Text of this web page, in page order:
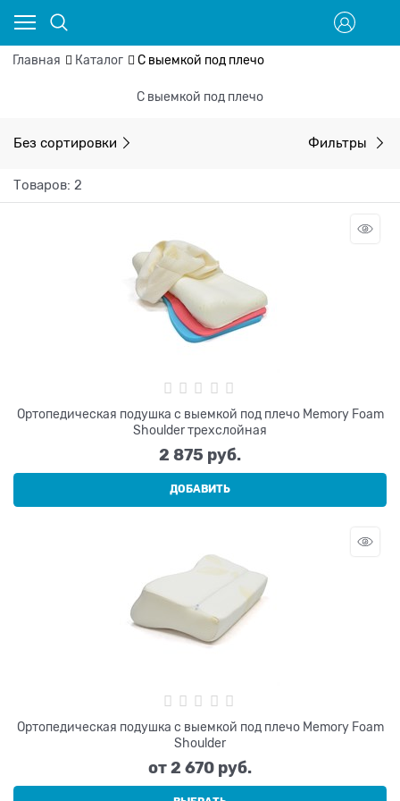
Главная Каталог С выемкой под плечо
С выемкой под плечо
Без сортировки Фильтры
Товаров: 2
Ортопедическая подушка с выемкой под плечо Memory Foam
Shoulder трехслойная
2 875 руб.
ДОБАВИТЬ
Ортопедическая подушка с выемкой под плечо Memory Foam
Shoulder
от2 670 руб.